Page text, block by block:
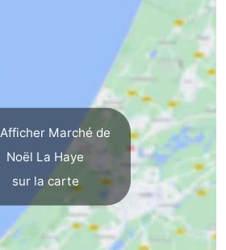
Afficher Marché de
Noël La Haye
sur la carte